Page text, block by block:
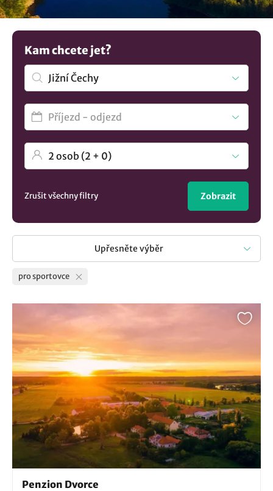
Vše záleží jen na vašich požadavcích, kterým umíme
vyhovět. Objevte další možnostiubytování v lokalitě Jižní
Kam chcete jet?
Zrušit všechny filtry Zobrazit
Upřesněte výběr
pro sportovce
Penzion Dvorce